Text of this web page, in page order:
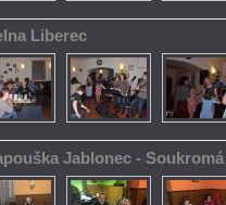
Liberec
Jablonec -